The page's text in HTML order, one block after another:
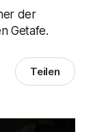
der
Getafe.
Teilen